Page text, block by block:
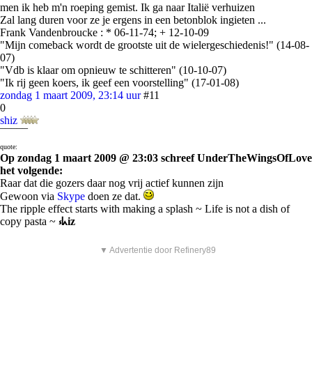
men ik heb m'n roeping gemist. Ik ga naar Italië verhuizen
Zal lang duren voor ze je ergens in een betonblok ingieten ...
Frank Vandenbroucke : * 06-11-74; + 12-10-09
"Mijn comeback wordt de grootste uit de wielergeschiedenis!" (14-08-
07)
"Vdb is klaar om opnieuw te schitteren" (10-10-07)
"Ik rij geen koers, ik geef een voorstelling" (17-01-08)
zondag 1 maart 2009, 23:14 uur #11
0
shiz
¯¯¯¯¯
quote:
Op zondag 1 maart 2009 @ 23:03 schreef UnderTheWingsOfLove
het volgende:
Raar dat die gozers daar nog vrij actief kunnen zijn
Gewoon via Skype doen ze dat.
The ripple effect starts with making a splash ~ Life is not a dish of
copy pasta ~ ⳽ᖾiz
▼ Advertentie door Refinery89